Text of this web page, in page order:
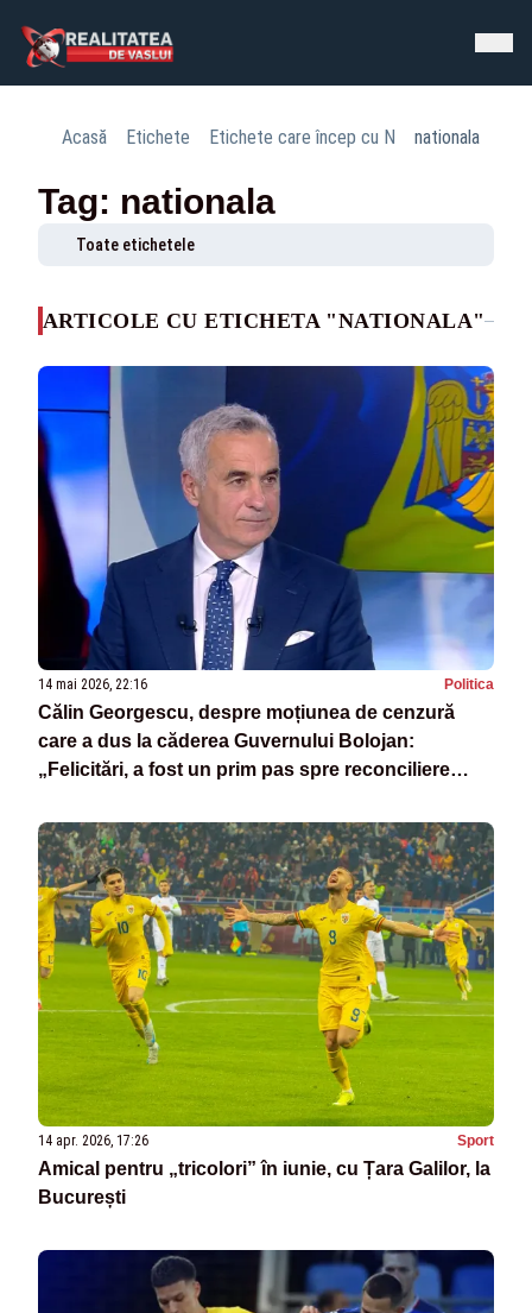
Acasă Etichete Etichete care încep cu N nationala
Tag: nationala
Toate etichetele
ARTICOLE CU ETICHETA "NATIONALA"
14 mai 2026, 22:16 Politica
Călin Georgescu, despre moțiunea de cenzură
care a dus la căderea Guvernului Bolojan:
„Felicitări, a fost un prim pas spre reconciliere
14 apr. 2026, 17:26 Sport
Amical pentru „tricolori” în iunie, cu Țara Galilor, la
București